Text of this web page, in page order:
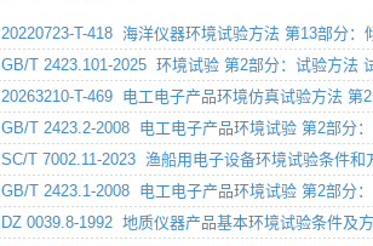
20220723-T-418 海洋仪器环境试验方法 第13部分：
GB/T 2423.101-2025 环境试验 第2部分：试验方法
20263210-T-469 电工电子产品环境仿真试验方法 第
GB/T 2423.2-2008 电工电子产品环境试验 第2部分
SC/T 7002.11-2023 渔船用电子设备环境试验条件和
GB/T 2423.1-2008 电工电子产品环境试验 第2部分
DZ 0039.8-1992 地质仪器产品基本环境试验条件及